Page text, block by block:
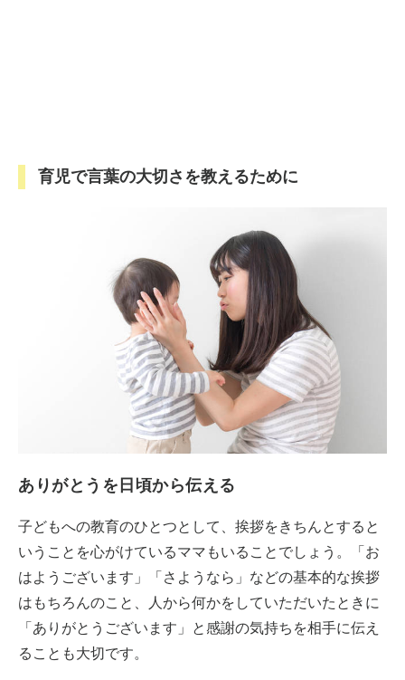
育児で言葉の大切さを教えるために
ありがとうを日頃から伝える
子どもへの教育のひとつとして、挨拶をきちんとすると
いうことを心がけているママもいることでしょう。「お
はようございます」「さようなら」などの基本的な挨拶
はもちろんのこと、人から何かをしていただいたときに
「ありがとうございます」と感謝の気持ちを相手に伝え
ることも大切です。